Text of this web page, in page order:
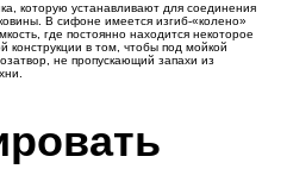
которую устанавливают для соединения
В сифоне имеется изгиб-«колено»
где постоянно находится некоторое
конструкции в том, чтобы под мойкой
не пропускающий запахи из